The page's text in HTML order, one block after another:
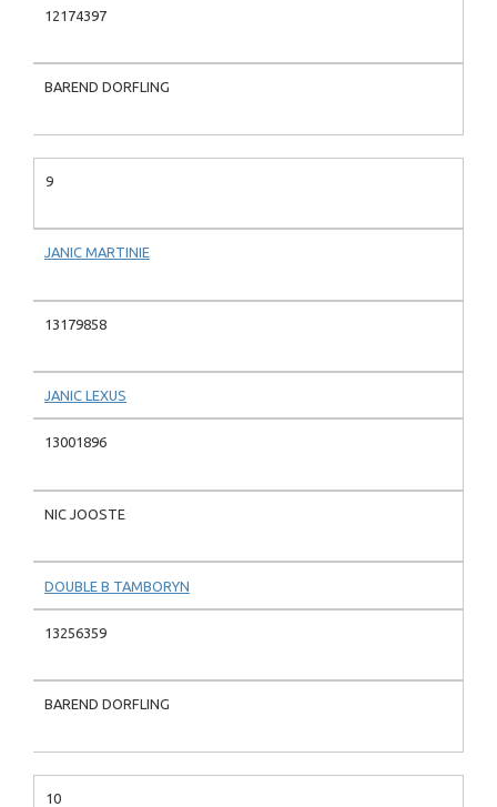
12174397
BAREND DORFLING
9
JANIC MARTINIE
13179858
JANIC LEXUS
13001896
NIC JOOSTE
DOUBLE B TAMBORYN
13256359
BAREND DORFLING
10